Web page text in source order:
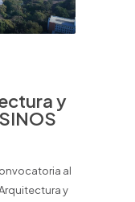
y
al
y